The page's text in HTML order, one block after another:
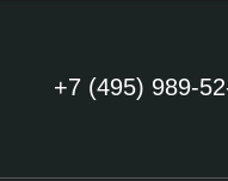
+7 (495) 989-